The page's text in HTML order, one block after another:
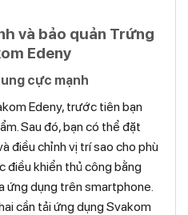
và bảo quản Trứng
Edeny
cực mạnh
Edeny, trước tiên bạn
Sau đó, bạn có thể đặt
điều chỉnh vị trí sao cho phù
điều khiển thủ công bằng
ứng dụng trên smartphone.
cần tải ứng dụng Svakom